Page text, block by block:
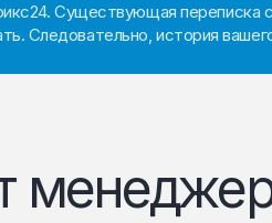
Существующая
Следовательно, история